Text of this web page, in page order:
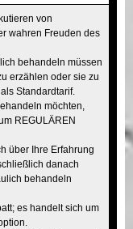
von
wahren Freuden des
behandeln müssen
erzählen oder sie zu
Standardtarif.
möchten,
REGULÄREN
über Ihre Erfahrung
danach
behandeln
es handelt sich um